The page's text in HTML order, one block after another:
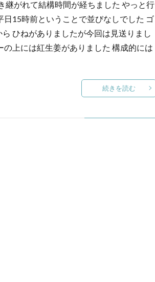
継がれて結構時間が経ちました やっと行
15時前ということで並びなしでした ゴ
ひねがありましたが今回は見送りまし
上には紅生姜がありました 構成的には
続きを読む